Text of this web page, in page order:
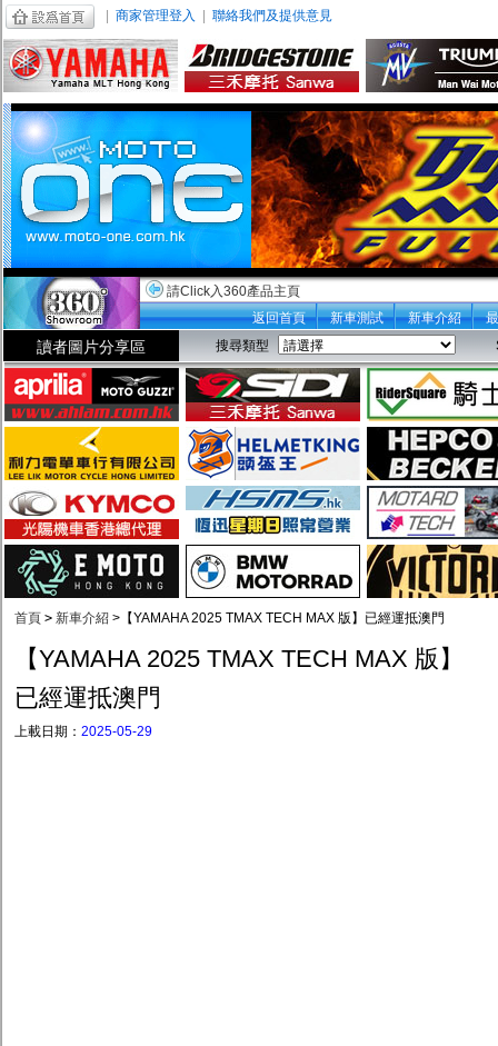
商家管理登入 聯絡我們及提供意見
請Click入360產品主頁
返回首頁
新車測試 新車介紹
讀者圖片分享區 搜尋類型
首頁 > 新車介紹 > 【YAMAHA 2025 TMAX TECH MAX 版】已經運抵澳門
【YAMAHA 2025 TMAX TECH MAX 版】
已經運抵澳門
上載日期： 2025-05-29